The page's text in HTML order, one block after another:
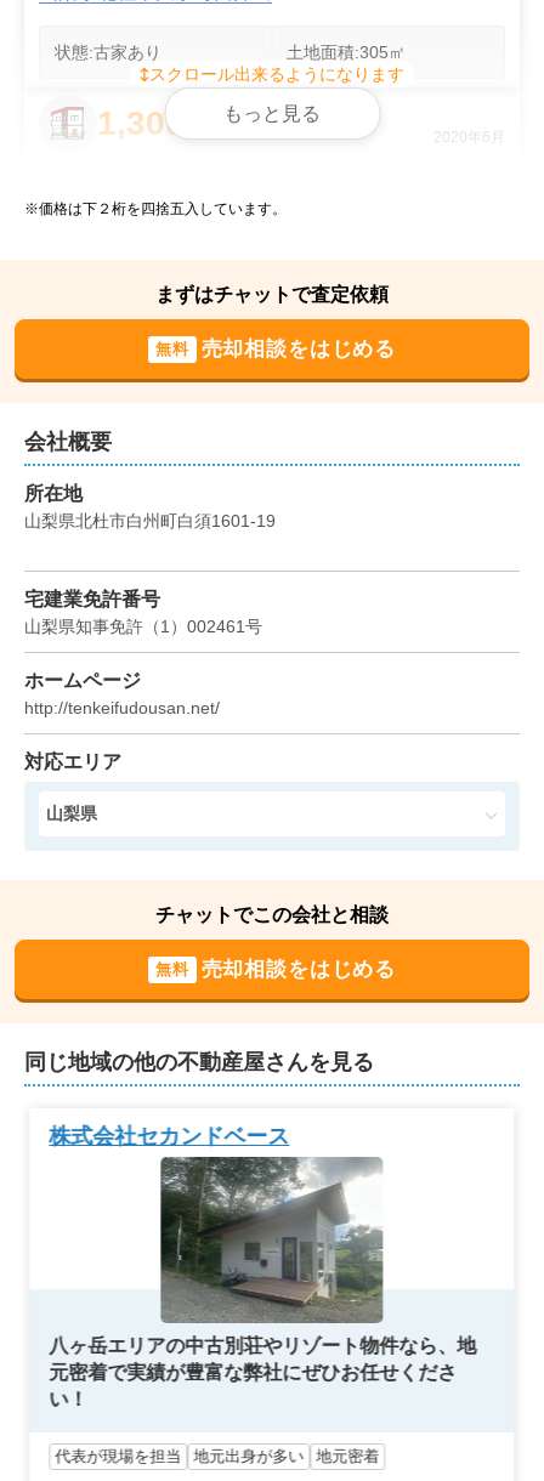
状態:古家あり 土地面積:305㎡
1,300 2020年6月
400万円
状態:更地 土地面積:370㎡
スクロール出来るようになります
もっと見る
※価格は下２桁を四捨五入しています。
まずはチャットで査定依頼
無料 売却相談をはじめる
会社概要
所在地
山梨県北杜市白州町白須1601-19
宅建業免許番号
山梨県知事免許 （1 ） 002461号
ホームページ
http://tenkeifudousan.net/
対応エリア
山梨県
チャットでこの会社と相談
無料 売却相談をはじめる
同じ地域の他の不動産屋さんを見る
株式会社セカンドベース
八ヶ岳エリアの中古別荘やリゾート物件なら、地
元密着で実績が豊富な弊社にぜひお任せくださ
い！
代表が現場を担当 地元出身が多い 地元密着